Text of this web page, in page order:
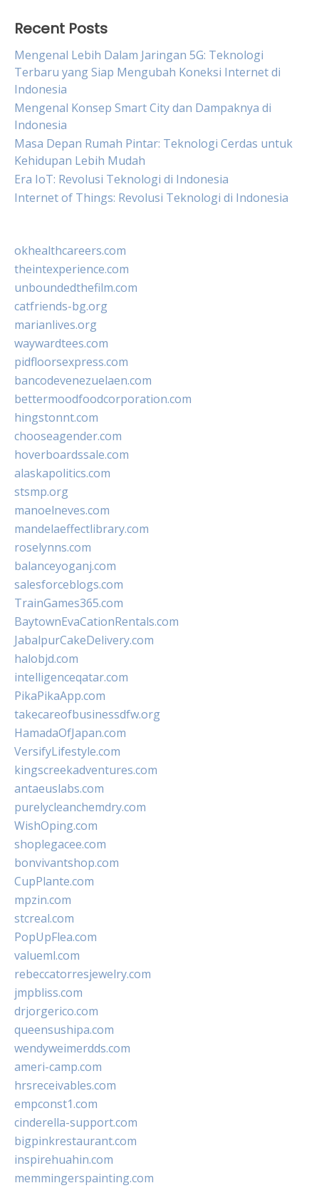
Recent Posts
Mengenal Lebih Dalam Jaringan 5G: Teknologi
Terbaru yang Siap Mengubah Koneksi Internet di
Indonesia
Mengenal Konsep Smart City dan Dampaknya di
Indonesia
Masa Depan Rumah Pintar: Teknologi Cerdas untuk
Kehidupan Lebih Mudah
Era IoT: Revolusi Teknologi di Indonesia
Internet of Things: Revolusi Teknologi di Indonesia
okhealthcareers.com
theintexperience.com
unboundedthefilm.com
catfriends-bg.org
marianlives.org
waywardtees.com
pidfloorsexpress.com
bancodevenezuelaen.com
bettermoodfoodcorporation.com
hingstonnt.com
chooseagender.com
hoverboardssale.com
alaskapolitics.com
stsmp.org
manoelneves.com
mandelaeffectlibrary.com
roselynns.com
balanceyoganj.com
salesforceblogs.com
TrainGames365.com
BaytownEvaCationRentals.com
JabalpurCakeDelivery.com
halobjd.com
intelligenceqatar.com
PikaPikaApp.com
takecareofbusinessdfw.org
HamadaOfJapan.com
VersifyLifestyle.com
kingscreekadventures.com
antaeuslabs.com
purelycleanchemdry.com
WishOping.com
shoplegacee.com
bonvivantshop.com
CupPlante.com
mpzin.com
stcreal.com
PopUpFlea.com
valueml.com
rebeccatorresjewelry.com
jmpbliss.com
drjorgerico.com
queensushipa.com
wendyweimerdds.com
ameri-camp.com
hrsreceivables.com
empconst1.com
cinderella-support.com
bigpinkrestaurant.com
inspirehuahin.com
memmingerspainting.com